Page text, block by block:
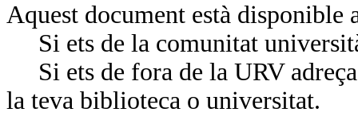
Aquest document està
Si ets de la comunitat
Si ets de fora de la URV
la teva biblioteca o universitat.